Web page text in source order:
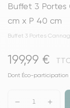
Buffet 3 Portes
cm x P 40 cm
Buffet 3 Portes
199,99 €
Dont Éco-participation